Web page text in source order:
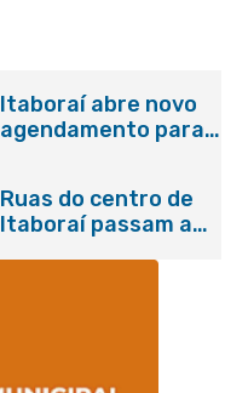
Itaboraí abre novo
agendamento para
Ruas do centro de
Itaboraí passam a